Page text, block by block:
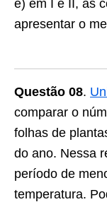
e) em I e II, as
apresentar o
Questão 08.
comparar o
folhas de
do ano. Nessa
período de
temperatura.